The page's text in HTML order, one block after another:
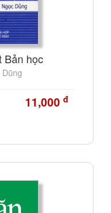
Bản học
11,000 đ